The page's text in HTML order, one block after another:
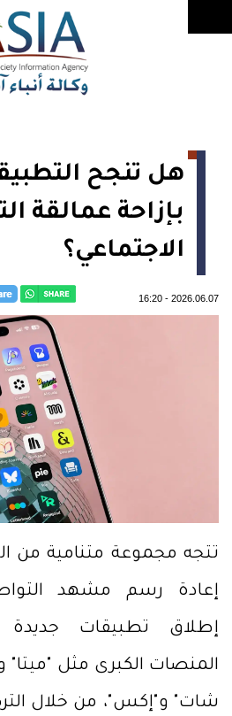
هل تنجح
بإزاحة عمالقة
الاجتماعي؟
2026.06.07
-
16:20
تتجه مجموعة متنامية من
إعادة رسم مشهد
إطلاق تطبيقات
المنصات الكبرى مثل
شات" و"إكس"، من خلال